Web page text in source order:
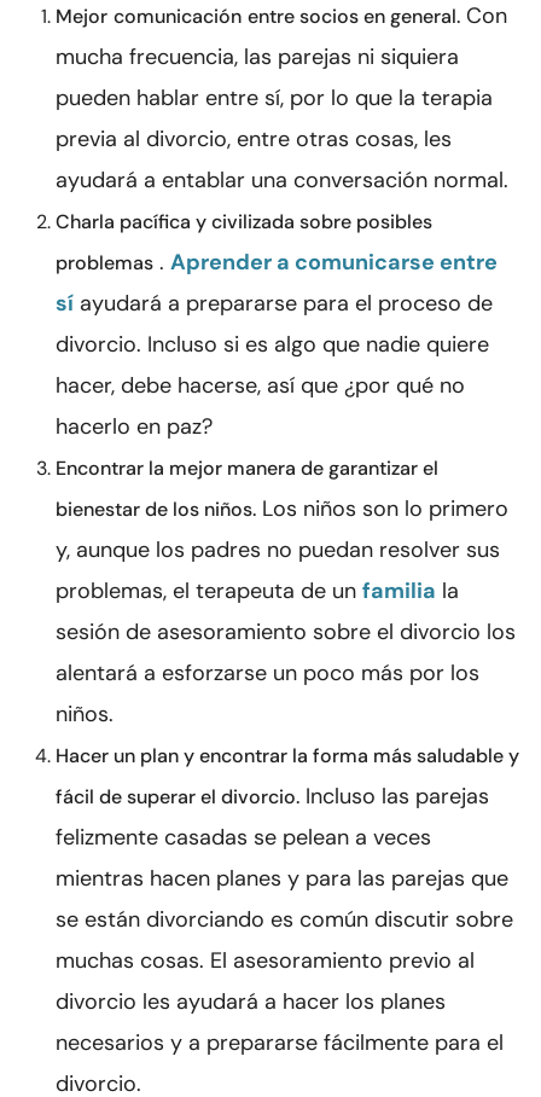
Mejor comunicación entre socios en general. Con
mucha frecuencia, las parejas ni siquiera
pueden hablar entre sí, por lo que la terapia
previa al divorcio, entre otras cosas, les
ayudará a entablar una conversación normal.
Charla pacífica y civilizada sobre posibles
problemas . Aprender a comunicarse entre
sí ayudará a prepararse para el proceso de
divorcio. Incluso si es algo que nadie quiere
hacer, debe hacerse, así que ¿por qué no
hacerlo en paz?
Encontrar la mejor manera de garantizar el
bienestar de los niños. Los niños son lo primero
y, aunque los padres no puedan resolver sus
problemas, el terapeuta de un familia la
sesión de asesoramiento sobre el divorcio los
alentará a esforzarse un poco más por los
niños.
Hacer un plan y encontrar la forma más saludable y
fácil de superar el divorcio. Incluso las parejas
felizmente casadas se pelean a veces
mientras hacen planes y para las parejas que
se están divorciando es común discutir sobre
muchas cosas. El asesoramiento previo al
divorcio les ayudará a hacer los planes
necesarios y a prepararse fácilmente para el
divorcio.